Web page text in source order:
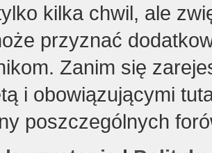
kilka chwil, ale
przyznać
Zanim się
i obowiązującymi
poszczególnych